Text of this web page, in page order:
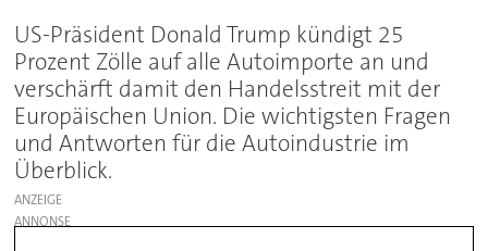
US-Präsident Donald Trump kündigt 25
Prozent Zölle auf alle Autoimporte an und
verschärft damit den Handelsstreit mit der
Europäischen Union. Die wichtigsten Fragen
und Antworten für die Autoindustrie im
Überblick.
ANZEIGE